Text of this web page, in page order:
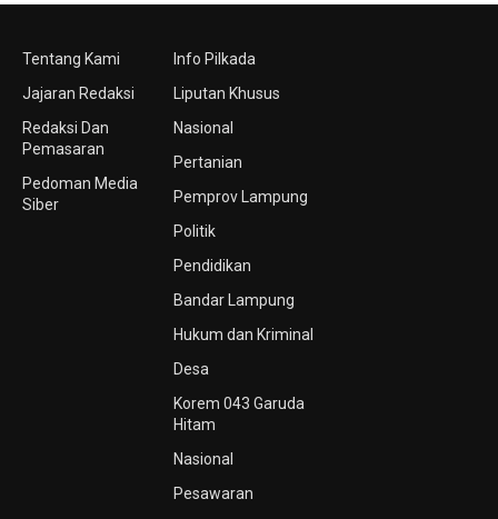
Tentang Kami
Jajaran Redaksi
Redaksi Dan
Pemasaran
Pedoman Media
Siber
Info Pilkada
Liputan Khusus
Nasional
Pertanian
Pemprov Lampung
Politik
Pendidikan
Bandar Lampung
Hukum dan Kriminal
Desa
Korem 043 Garuda
Hitam
Nasional
Pesawaran